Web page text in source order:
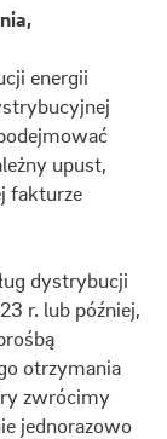
energii
upust,
fakturze
dystrybucji
r. lub później,
otrzymania
zwrócimy
jednorazowo